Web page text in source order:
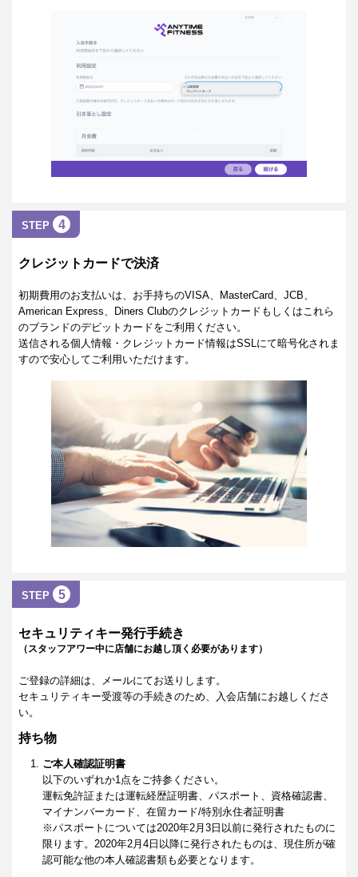
STEP 4
クレジットカードで決済
初期費用のお支払いは、お手持ちのVISA、MasterCard、JCB、
American Express、Diners Clubのクレジットカードもしくはこれら
のブランドのデビットカードをご利用ください。
送信される個人情報・クレジットカード情報はSSLにて暗号化されま
すので安心してご利用いただけます。
STEP 5
セキュリティキー発行手続き
（スタッフアワー中に店舗にお越し頂く必要があります）
ご登録の詳細は、メールにてお送りします。
セキュリティキー受渡等の手続きのため、入会店舗にお越しくださ
い。
持ち物
ご本人確認証明書
以下のいずれか1点をご持参ください。
運転免許証または運転経歴証明書、パスポート、資格確認書、
マイナンバーカード、在留カード/特別永住者証明書
※パスポートについては2020年2月3日以前に発行されたものに
限ります。2020年2月4日以降に発行されたものは、現住所が確
認可能な他の本人確認書類も必要となります。